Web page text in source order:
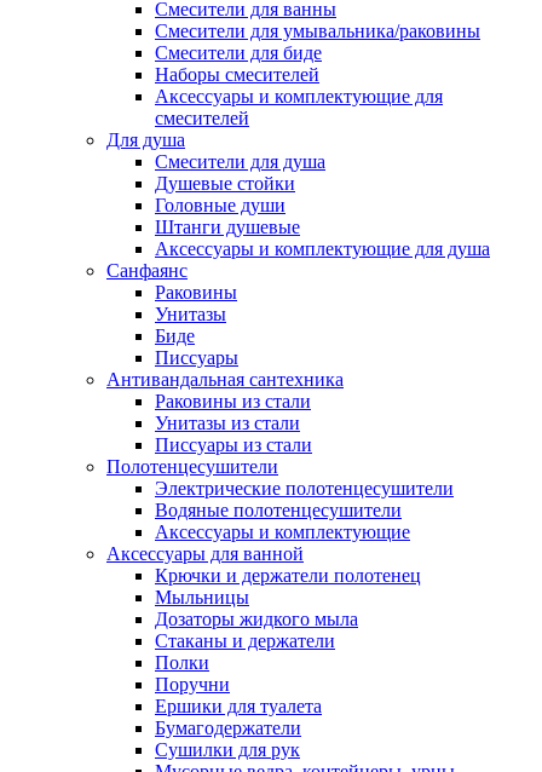
Смесители для ванны
Смесители для умывальника/раковины
Смесители для биде
Наборы смесителей
Аксессуары и комплектующие для
смесителей
Для душа
Смесители для душа
Душевые стойки
Головные души
Штанги душевые
Аксессуары и комплектующие для душа
Санфаянс
Раковины
Унитазы
Биде
Писсуары
Антивандальная сантехника
Раковины из стали
Унитазы из стали
Писсуары из стали
Полотенцесушители
Электрические полотенцесушители
Водяные полотенцесушители
Аксессуары и комплектующие
Аксессуары для ванной
Крючки и держатели полотенец
Мыльницы
Дозаторы жидкого мыла
Стаканы и держатели
Полки
Поручни
Ершики для туалета
Бумагодержатели
Сушилки для рук